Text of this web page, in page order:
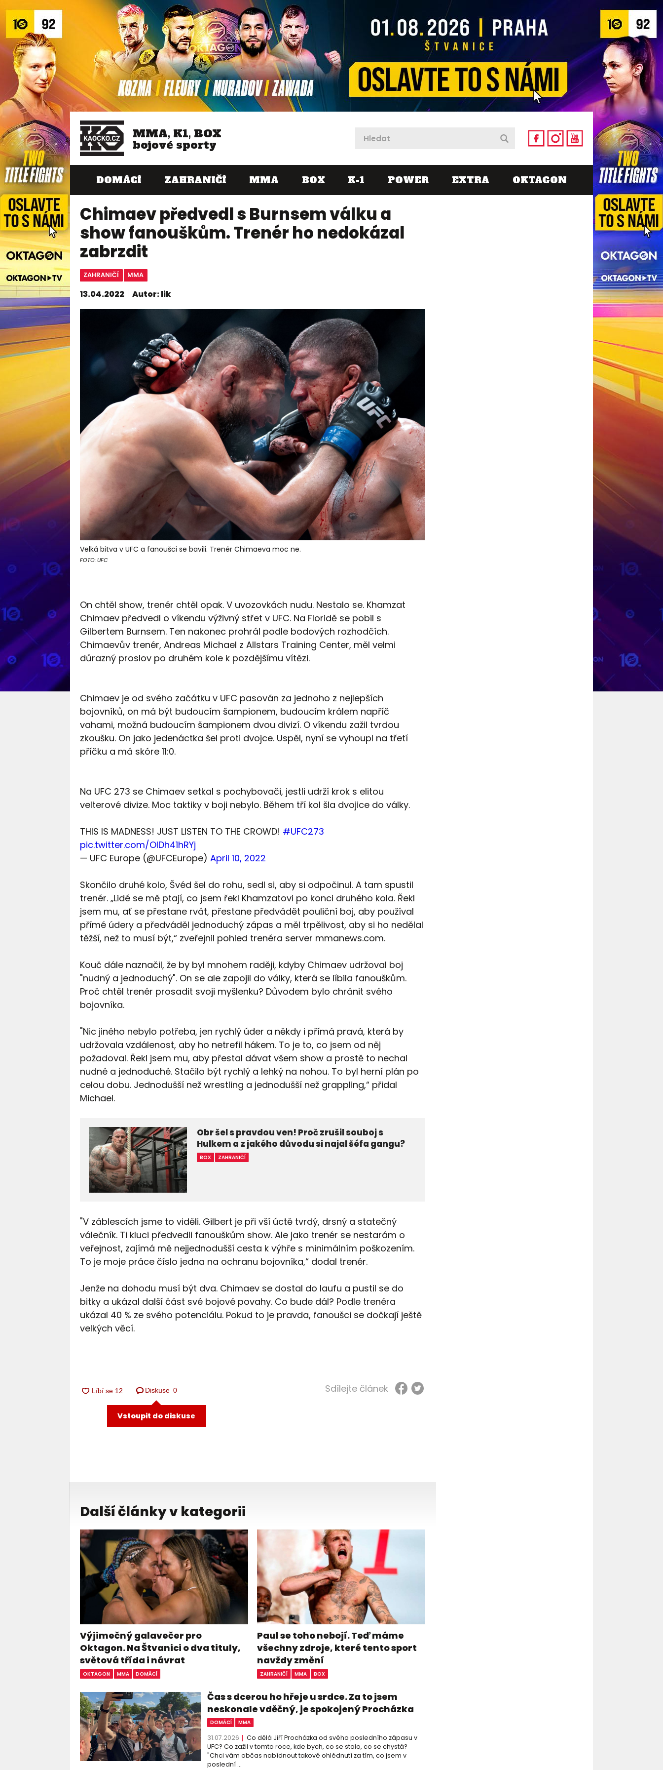
MMA, K1, BOX
bojové sporty
DOMÁCÍ ZAHRANIČÍ MMA BOX K-1 POWER EXTRA OKTAGON
Chimaev předvedl s Burnsem válku a
show fanouškům. Trenér ho nedokázal
zabrzdit
ZAHRANIČÍ MMA
13.04.2022 Autor: lik
Velká bitva v UFC a fanoušci se bavili. Trenér Chimaeva moc ne.
FOTO: UFC
On chtěl show, trenér chtěl opak. V uvozovkách nudu. Nestalo se. Khamzat
Chimaev předvedl o víkendu výživný střet v UFC. Na Floridě se pobil s
Gilbertem Burnsem. Ten nakonec prohrál podle bodových rozhodčích.
Chimaevův trenér, Andreas Michael z Allstars Training Center, měl velmi
důrazný proslov po druhém kole k pozdějšímu vítězi.
Chimaev je od svého začátku v UFC pasován za jednoho z nejlepších
bojovníků, on má být budoucím šampionem, budoucím králem napříč
vahami, možná budoucím šampionem dvou divizí. O víkendu zažil tvrdou
zkoušku. On jako jedenáctka šel proti dvojce. Uspěl, nyní se vyhoupl na třetí
příčku a má skóre 11:0.
Na UFC 273 se Chimaev setkal s pochybovači, jestli udrží krok s elitou
velterové divize. Moc taktiky v boji nebylo. Během tří kol šla dvojice do války.
THIS IS MADNESS! JUST LISTEN TO THE CROWD! #UFC273
pic.twitter.com/OlDh41hRYj
— UFC Europe (@UFCEurope) April 10, 2022
Skončilo druhé kolo, Švéd šel do rohu, sedl si, aby si odpočinul. A tam spustil
trenér. „Lidé se mě ptají, co jsem řekl Khamzatovi po konci druhého kola. Řekl
jsem mu, ať se přestane rvát, přestane předvádět pouliční boj, aby používal
přímé údery a předváděl jednoduchý zápas a měl trpělivost, aby si ho nedělal
těžší, než to musí být,“ zveřejnil pohled trenéra server mmanews.com.
Kouč dále naznačil, že by byl mnohem raději, kdyby Chimaev udržoval boj
"nudný a jednoduchý". On se ale zapojil do války, která se líbila fanouškům.
Proč chtěl trenér prosadit svoji myšlenku? Důvodem bylo chránit svého
bojovníka.
"Nic jiného nebylo potřeba, jen rychlý úder a někdy i přímá pravá, která by
udržovala vzdálenost, aby ho netrefil hákem. To je to, co jsem od něj
požadoval. Řekl jsem mu, aby přestal dávat všem show a prostě to nechal
nudné a jednoduché. Stačilo být rychlý a lehký na nohou. To byl herní plán po
celou dobu. Jednodušší než wrestling a jednodušší než grappling,“ přidal
Michael.
Obr šel s pravdou ven! Proč zrušil souboj s
Hulkem a z jakého důvodu si najal šéfa gangu?
BOX ZAHRANIČÍ
"V záblescích jsme to viděli. Gilbert je při vší úctě tvrdý, drsný a statečný
válečník. Ti kluci předvedli fanouškům show. Ale jako trenér se nestarám o
veřejnost, zajímá mě nejjednodušší cesta k výhře s minimálním poškozením.
To je moje práce číslo jedna na ochranu bojovníka,“ dodal trenér.
Jenže na dohodu musí být dva. Chimaev se dostal do laufu a pustil se do
bitky a ukázal další část své bojové povahy. Co bude dál? Podle trenéra
ukázal 40 % ze svého potenciálu. Pokud to je pravda, fanoušci se dočkají ještě
velkých věcí.
Diskuse 0
Vstoupit do diskuse
Sdílejte článek
Další články v kategorii
Výjimečný galavečer pro
Oktagon. Na Štvanici o dva tituly,
světová třída i návrat
OKTAGON MMA DOMÁCÍ
Paul se toho nebojí. Teď máme
všechny zdroje, které tento sport
navždy změní
ZAHRANIČÍ MMA BOX
Čas s dcerou ho hřeje u srdce. Za to jsem
neskonale vděčný, je spokojený Procházka
DOMÁCÍ MMA
31.07.2026
Co dělá Jiří Procházka od svého posledního zápasu v
UFC? Co zažil v tomto roce, kde bych, co se stalo, co se chystá?
"Chci vám občas nabídnout takové ohlédnutí za tím, co jsem v
poslední ...